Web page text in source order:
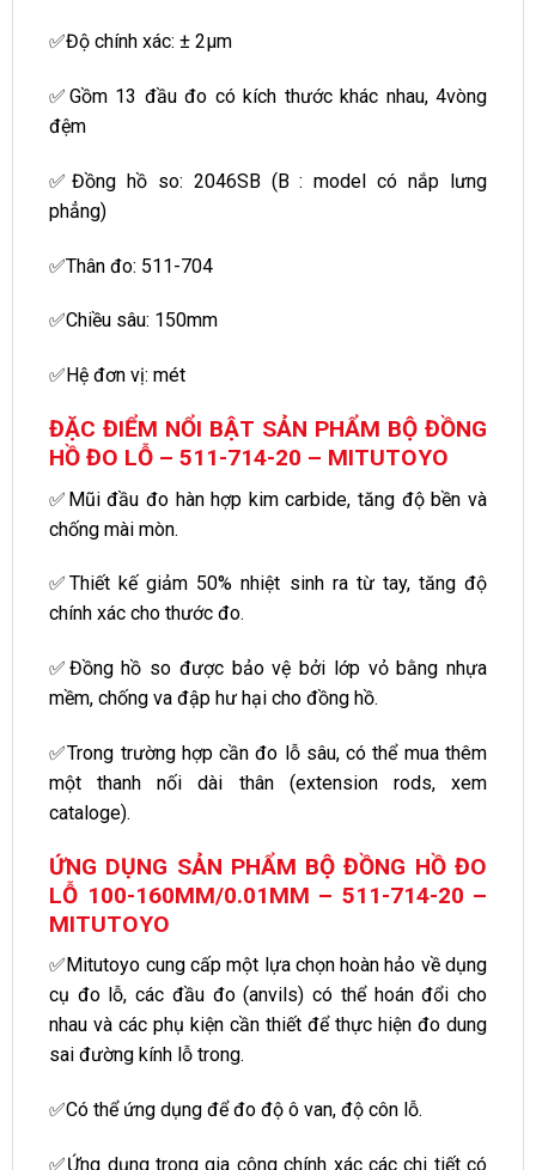
✅Độ chính xác: ± 2µm
✅Gồm 13 đầu đo có kích thước khác nhau, 4vòng
đệm
✅Đồng hồ so: 2046SB (B : model có nắp lưng
phẳng)
✅Thân đo: 511-704
✅Chiều sâu: 150mm
✅Hệ đơn vị: mét
ĐẶC ĐIỂM NỔI BẬT SẢN PHẨM BỘ ĐỒNG
HỒ ĐO LỖ – 511-714-20 – MITUTOYO
✅Mũi đầu đo hàn hợp kim carbide, tăng độ bền và
chống mài mòn.
✅Thiết kế giảm 50% nhiệt sinh ra từ tay, tăng độ
chính xác cho thước đo.
✅Đồng hồ so được bảo vệ bởi lớp vỏ bằng nhựa
mềm, chống va đập hư hại cho đồng hồ.
✅Trong trường hợp cần đo lỗ sâu, có thể mua thêm
một thanh nối dài thân (extension rods, xem
cataloge).
ỨNG DỤNG SẢN PHẨM BỘ ĐỒNG HỒ ĐO
LỖ 100-160MM/0.01MM – 511-714-20 –
MITUTOYO
✅Mitutoyo cung cấp một lựa chọn hoàn hảo về dụng
cụ đo lỗ, các đầu đo (anvils) có thể hoán đổi cho
nhau và các phụ kiện cần thiết để thực hiện đo dung
sai đường kính lỗ trong.
✅Có thể ứng dụng để đo độ ô van, độ côn lỗ.
✅Ứng dụng trong gia công chính xác các chi tiết có